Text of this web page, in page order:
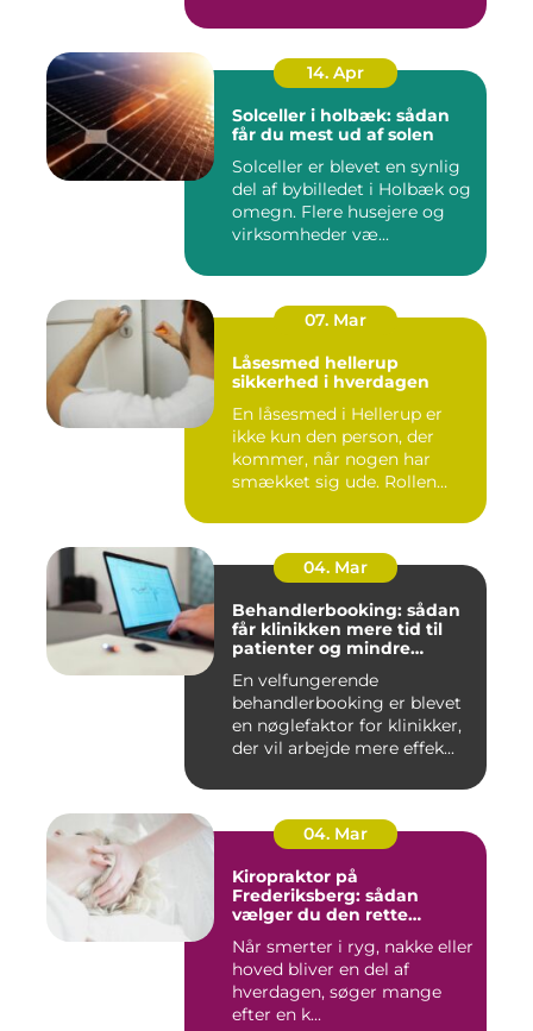
14. Apr
Solceller i holbæk: sådan
får du mest ud af solen
Solceller er blevet en synlig
del af bybilledet i Holbæk og
omegn. Flere husejere og
virksomheder væ...
07. Mar
Låsesmed hellerup
sikkerhed i hverdagen
En låsesmed i Hellerup er
ikke kun den person, der
kommer, når nogen har
smækket sig ude. Rollen
04. Mar
Behandlerbooking: sådan
får klinikken mere tid til
patienter og mindre
En velfungerende
behandlerbooking er blevet
en nøglefaktor for klinikker,
der vil arbejde mere effek...
04. Mar
Kiropraktor på
Frederiksberg: sådan
vælger du den rette
Når smerter i ryg, nakke eller
hoved bliver en del af
hverdagen, søger mange
efter en k...